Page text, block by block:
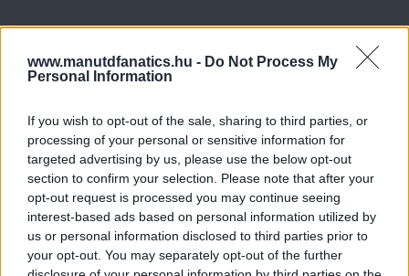
www.manutdfanatics.hu - Do Not Process My
Personal Information
If you wish to opt-out of the sale, sharing to third parties, or
processing of your personal or sensitive information for
targeted advertising by us, please use the below opt-out
section to confirm your selection. Please note that after your
opt-out request is processed you may continue seeing
interest-based ads based on personal information utilized by
us or personal information disclosed to third parties prior to
your opt-out. You may separately opt-out of the further